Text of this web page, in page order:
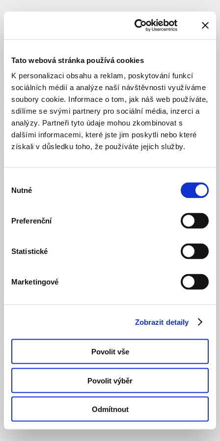
Tato webová stránka používá cookies
K personalizaci obsahu a reklam, poskytování funkcí
sociálních médií a analýze naší návštěvnosti využíváme
soubory cookie. Informace o tom, jak náš web používáte,
sdílíme se svými partnery pro sociální média, inzerci a
analýzy. Partneři tyto údaje mohou zkombinovat s
dalšími informacemi, které jste jim poskytli nebo které
získali v důsledku toho, že používáte jejich služby.
souhlasu
Nutné
Preferenční
Statistické
Marketingové
Zobrazit detaily
Povolit vše
Povolit výběr
Odmítnout